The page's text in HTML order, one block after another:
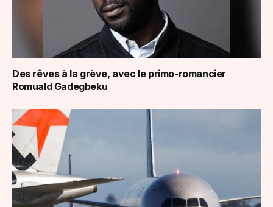
Des rêves à la grève, avec le primo-romancier
Romuald Gadegbeku